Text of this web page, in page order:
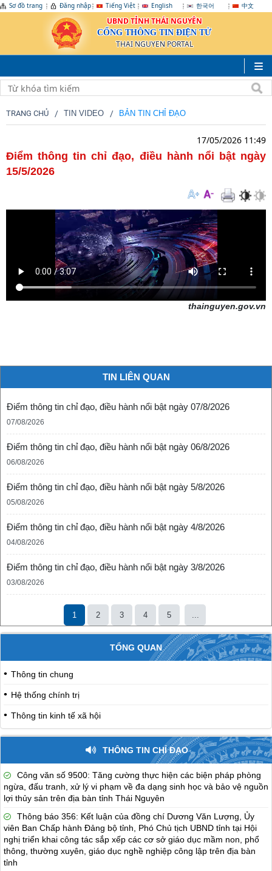
Sơ đồ trang Đăng nhập Tiếng Việt English 한국어 中文
UBND TỈNH THÁI NGUYÊN
CỔNG THÔNG TIN ĐIỆN TỬ
THAI NGUYEN PORTAL
TRANG CHỦ TIN VIDEO BẢN TIN CHỈ ĐẠO
17/05/2026 11:49
Điểm thông tin chỉ đạo, điều hành nổi bật ngày
15/5/2026
thainguyen.gov.vn
TIN LIÊN QUAN
Điểm thông tin chỉ đạo, điều hành nổi bật ngày 07/8/2026
07/08/2026
Điểm thông tin chỉ đạo, điều hành nổi bật ngày 06/8/2026
06/08/2026
Điểm thông tin chỉ đạo, điều hành nổi bật ngày 5/8/2026
05/08/2026
Điểm thông tin chỉ đạo, điều hành nổi bật ngày 4/8/2026
04/08/2026
Điểm thông tin chỉ đạo, điều hành nổi bật ngày 3/8/2026
03/08/2026
1 2 3 4 5 ...
TỔNG QUAN
Thông tin chung
Hệ thống chính trị
Thông tin kinh tế xã hội
THÔNG TIN CHỈ ĐẠO
Công văn số 9500: Tăng cường thực hiện các biện pháp phòng
ngừa, đấu tranh, xử lý vi phạm về đa dạng sinh học và bảo vệ nguồn
lợi thủy sản trên địa bàn tỉnh Thái Nguyên
Thông báo 356: Kết luận của đồng chí Dương Văn Lượng, Ủy
viên Ban Chấp hành Đảng bộ tỉnh, Phó Chủ tịch UBND tỉnh tại Hội
nghị triển khai công tác sắp xếp các cơ sở giáo dục mầm non, phổ
thông, thường xuyên, giáo dục nghề nghiệp công lập trên địa bàn
tỉnh